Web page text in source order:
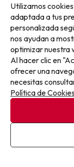
Otras iniciativas
son
España) y
de
Utilizamos
adaptada a tus
personalizada
nos ayudan a
optimizar nuestra
Al hacer clic en
ofrecer una
necesitas
Política de